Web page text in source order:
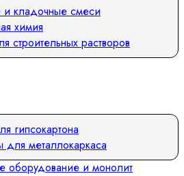
кладочные смеси
химия
строительных растворов
гипсокартона
для металлокаркаса
оборудование и монолит